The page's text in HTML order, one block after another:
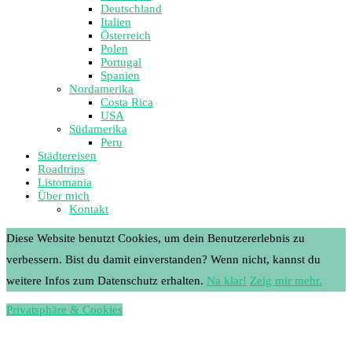
Deutschland
Italien
Österreich
Polen
Portugal
Spanien
Nordamerika
Costa Rica
USA
Südamerika
Peru
Städtereisen
Roadtrips
Listomania
Über mich
Kontakt
Diese Website benutzt Cookies, um dein Benutzererlebnis zu
verbessern. Bist du damit einverstanden? Wenn nicht, kannst du
weitere Infos zum Datenschutz erhalten. Na klar! Zeig mir mehr.
Privatsphäre & Cookies